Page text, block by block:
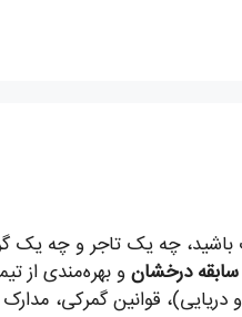
چه یک تاجر و چه یک
درخشانو بهره‌مندی از
دریایی)، قوانین گمرکی،